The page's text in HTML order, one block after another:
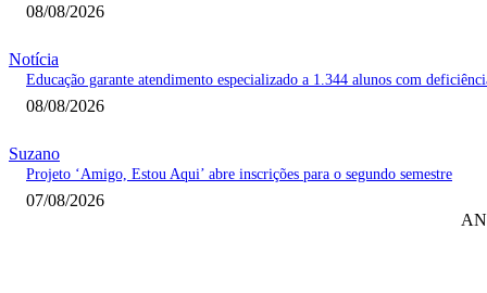
08/08/2026
Notícia
Educação garante atendimento especializado a 1.344 alunos com
08/08/2026
Suzano
Projeto ‘Amigo, Estou Aqui’ abre inscrições para o segundo semestre
07/08/2026